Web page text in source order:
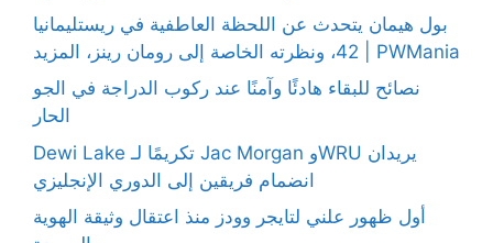
بول هيمان يتحدث عن اللحظة العاطفية في ريستليمانيا
42، ونظرته الخاصة إلى رومان رينز، المزيد | PWMania
نصائح للبقاء هادئًا وآمنًا عند ركوب الدراجة في الجو
الحار
Dewi Lake تكريمًا لـ Jac Morgan وWRU يريدان
انضمام فريقين إلى الدوري الإنجليزي
أول ظهور علني لتايجر وودز منذ اعتقال وثيقة الهوية